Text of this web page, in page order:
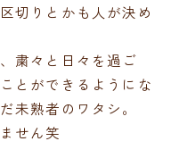
切りとかも人が決め
粛々と日々を過ご
とができるようにな
未熟者のワタシ。
せん笑